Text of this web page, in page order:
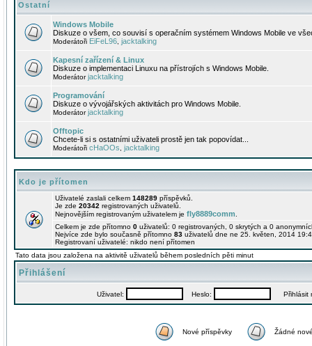
Ostatní
Windows Mobile
Diskuze o všem, co souvisí s operačním systémem Windows Mobile ve
Moderátoři EiFeL96 jacktalking
Kapesní zařízení & Linux
Diskuze o implementaci Linuxu na přístrojích s Windows Mobile.
Moderátorjacktalking
Programování
Diskuze o vývojářských aktivitách pro Windows Mobile.
Moderátorjacktalking
Offtopic
Chcete-li si s ostatními uživateli prostě jen tak popovídat...
Moderátoři cHaOOs jacktalking
Kdo je přítomen
Uživatelé zaslali celkem 148289 příspěvků.
Je zde 20342 registrovaných uživatelů.
Nejnovějším registrovaným uživatelem je fly8889comm
Celkem je zde přítomno 0 uživatelů: 0 registrovaných, 0 skrytých a 0
Nejvíce zde bylo současně přítomno 83 uživatelů dne ne 25. květen, 2014
Registrovaní uživatelé: nikdo není přítomen
Tato data jsou založena na aktivitě uživatelů během posledních pěti minut
Přihlášení
Uživatel: Heslo: Přihlásit
Nové příspěvky Žádné